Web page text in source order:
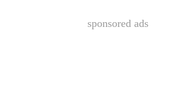
sponsored ads